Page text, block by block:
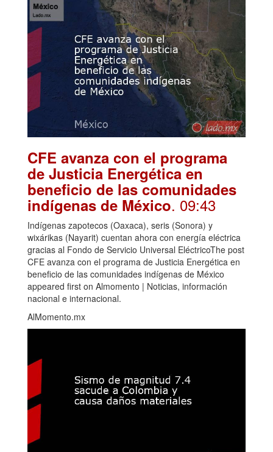
CFE avanza con el programa
de Justicia Energética en
beneficio de las comunidades
indígenas de México. 09:43
Indígenas zapotecos (Oaxaca), seris (Sonora) y
wixárikas (Nayarit) cuentan ahora con energía eléctrica
gracias al Fondo de Servicio Universal EléctricoThe post
CFE avanza con el programa de Justicia Energética en
beneficio de las comunidades indígenas de México
appeared first on Almomento | Noticias, información
nacional e internacional.
AlMomento.mx